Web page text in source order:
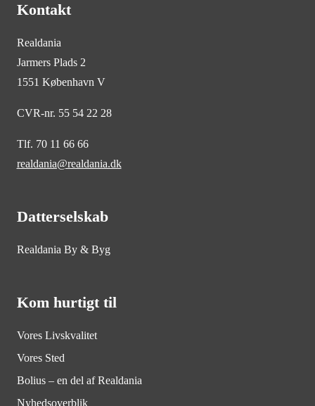
Kontakt
Realdania
Jarmers Plads 2
1551 København V
CVR-nr. 55 54 22 28
Tlf. 70 11 66 66
realdania@realdania.dk
Datterselskab
Realdania By & Byg
Kom hurtigt til
Vores Livskvalitet
Vores Sted
Bolius – en del af Realdania
Nyhedsoverblik